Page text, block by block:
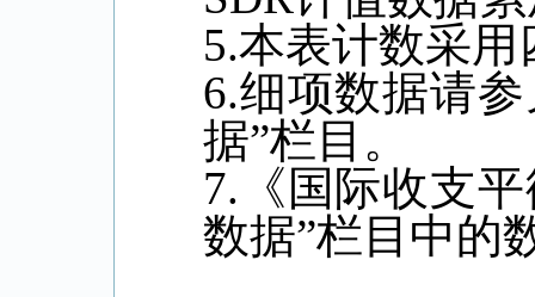
5.本表计数采用
6.细项数据请
据”栏目。
7. 《国际收支
数据”栏目中的